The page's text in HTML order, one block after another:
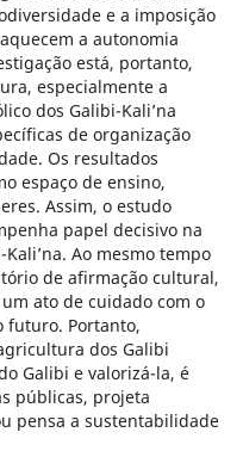
e a imposição
a autonomia
está, portanto,
especialmente a
dos Galibi-Kali’na
de organização
Os resultados
espaço de ensino,
Assim, o estudo
papel decisivo na
Ao mesmo tempo
de afirmação cultural,
ato de cuidado com o
futuro. Portanto,
dos Galibi
Galibi e valorizá-la, é
públicas, projeta
pensa a sustentabilidade